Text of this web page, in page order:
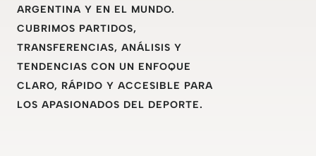
ARGENTINA Y EN EL MUNDO.
CUBRIMOS PARTIDOS,
TRANSFERENCIAS, ANÁLISIS Y
TENDENCIAS CON UN ENFOQUE
CLARO, RÁPIDO Y ACCESIBLE PARA
LOS APASIONADOS DEL DEPORTE.